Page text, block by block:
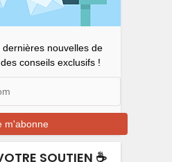
nouvelles de
conseils exclusifs !
SOUTIEN ☕️